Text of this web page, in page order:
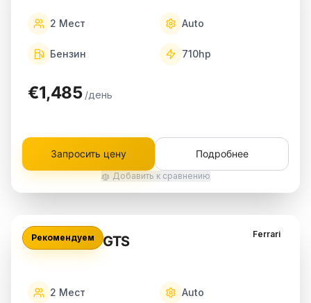
2 Мест Auto
Бензин 710hp
€1,485 /день
Запросить цену Подробнее
Добавить к сравнению
Рекомендуем Ferrari
Ferrari 296 GTS
2 Мест Auto